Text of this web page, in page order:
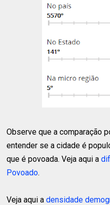
Observe que a comparação
entender se a cidade é
que é povoada. Veja aqui a
Povoado.
Veja aqui adensidade